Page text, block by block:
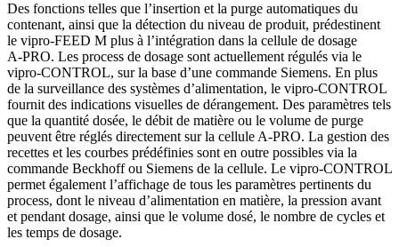
Des fonctions telles que l’insertion et la purge automatiques du
contenant, ainsi que la détection du niveau de produit, prédestinent
le vipro‑FEED M plus à l’intégration dans la cellule de dosage
A‑PRO. Les process de dosage sont actuellement régulés via le
vipro‑CONTROL, sur la base d’une commande Siemens. En plus
de la surveillance des systèmes d’alimentation, le vipro‑CONTROL
fournit des indications visuelles de dérangement. Des paramètres tels
que la quantité dosée, le débit de matière ou le volume de purge
peuvent être réglés directement sur la cellule A‑PRO. La gestion des
recettes et les courbes prédéfinies sont en outre possibles via la
commande Beckhoff ou Siemens de la cellule. Le vipro‑CONTROL
permet également l’affichage de tous les paramètres pertinents du
process, dont le niveau d’alimentation en matière, la pression avant
et pendant dosage, ainsi que le volume dosé, le nombre de cycles et
les temps de dosage.